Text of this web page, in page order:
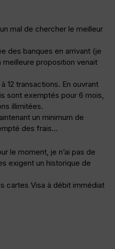
mal de chercher le meilleur
des banques en arrivant (je
meilleure proposition venait
12 transactions. En ouvrant
sont exemptés pour 6 mois,
illimitées.
un minimum de
des frais…
le moment, je n’ai pas de
exigent un historique de
cartes Visa à débit immédiat